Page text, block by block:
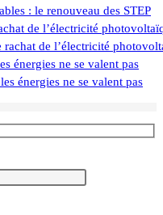
: le renouveau des STEP
de l’électricité
rachat de l’électricité
énergies ne se valent pas
énergies ne se valent pas